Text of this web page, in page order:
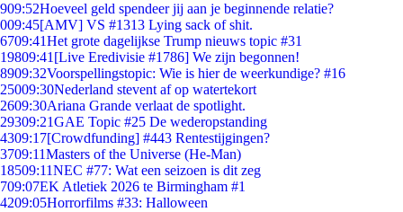
909:52Hoeveel geld spendeer jij aan je beginnende relatie?
009:45[AMV] VS #1313 Lying sack of shit.
6709:41Het grote dagelijkse Trump nieuws topic #31
19809:41 [Live Eredivisie #1786] We zijn begonnen!
8909:32Voorspellingstopic: Wie is hier de weerkundige? #16
25009:30Nederland stevent af op watertekort
2609:30Ariana Grande verlaat de spotlight.
29309:21GAE Topic #25 De wederopstanding
4309:17[Crowdfunding] #443 Rentestijgingen?
3709:11Masters of the Universe (He-Man)
18509:11NEC #77: Wat een seizoen is dit zeg
709:07EK Atletiek 2026 te Birmingham #1
4209:05Horrorfilms #33: Halloween